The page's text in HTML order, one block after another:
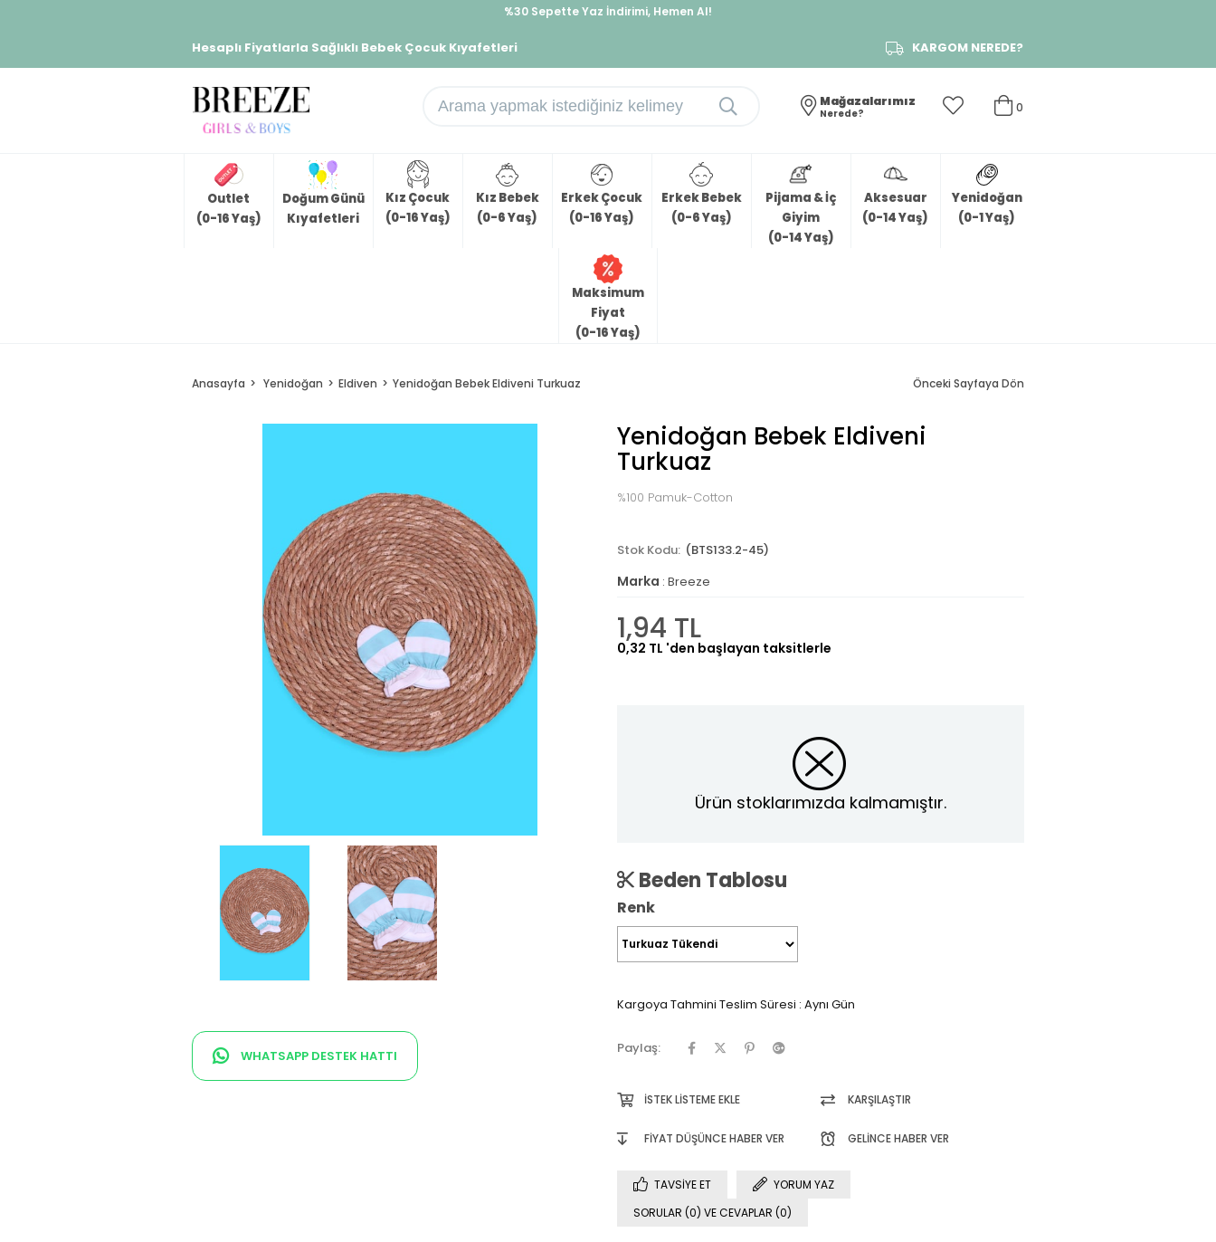
%30 Sepette Yaz İndirimi, Hemen Al!
Hesaplı Fiyatlarla Sağlıklı Bebek Çocuk Kıyafetleri KARGOM NEREDE?
0
Mağazalarımız
Nerede?
Outlet
(0-16 Yaş)
Doğum Günü
Kıyafetleri
Kız Çocuk
(0-16 Yaş)
Kız Bebek
(0-6 Yaş)
Erkek Çocuk
(0-16 Yaş)
Erkek Bebek
(0-6 Yaş)
Pijama & İç
Giyim
(0-14 Yaş)
Aksesuar
(0-14 Yaş)
Yenidoğan
(0-1 Yaş)
Maksimum
Fiyat
(0-16 Yaş)
Anasayfa Yenidoğan Eldiven Yenidoğan Bebek Eldiveni Turkuaz Önceki Sayfaya Dön
WHATSAPP DESTEK HATTI
Yenidoğan Bebek Eldiveni
Turkuaz
%100 Pamuk-Cotton
(BTS133.2-45)
Marka : Breeze
1,94 TL
0,32 TL 'den başlayan taksitlerle
Ürün stoklarımızda kalmamıştır.
Beden Tablosu
Renk
Kargoya Tahmini Teslim Süresi : Aynı Gün
Paylaş:
İSTEK LISTEME EKLE KARŞILAŞTIR
FIYAT DÜŞÜNCE HABER VER GELINCE HABER VER
TAVSIYE ET
YORUM YAZ
SORULAR (0) VE CEVAPLAR (0)